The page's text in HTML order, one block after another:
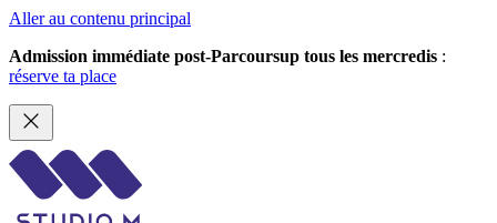
Aller au contenu principal
Admission immédiate post-Parcoursup tous les mercredis :
réserve ta place